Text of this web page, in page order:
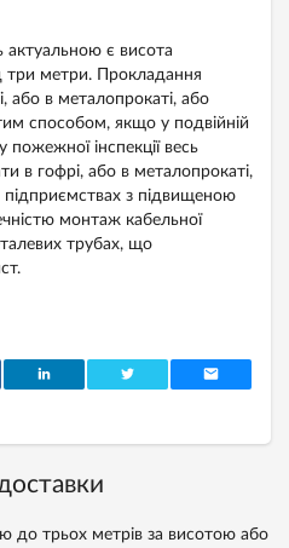
є висота
метри. Прокладання
або в металопрокаті, або
способом, якщо у подвійній
пожежної інспекції весь
в гофрі, або в металопрокаті,
з підвищеною
монтаж кабельної
трубах, що
до трьох метрів за висотою або